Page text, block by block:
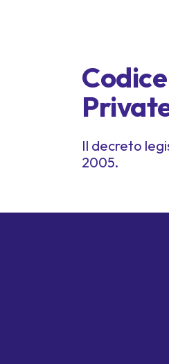
Il decreto
2005.